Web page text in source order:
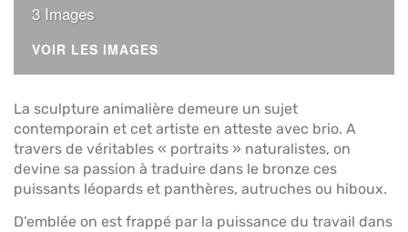
3 Images
VOIR LES IMAGES
La sculpture animalière demeure un sujet
contemporain et cet artiste en atteste avec brio. A
travers de véritables « portraits » naturalistes, on
devine sa passion à traduire dans le bronze ces
puissants léopards et panthères, autruches ou hiboux.
D’emblée on est frappé par la puissance du travail dans